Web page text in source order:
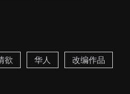
欲 华人 改编作品